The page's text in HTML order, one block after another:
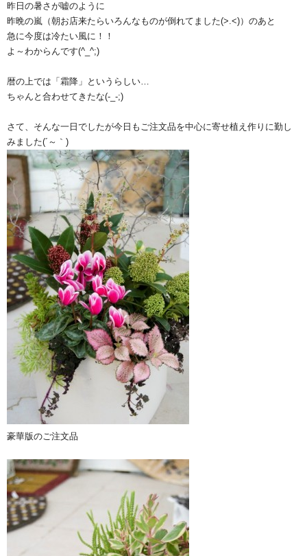
昨日の暑さが嘘のように
昨晩の嵐（朝お店来たらいろんなものが倒れてました(>.<)）のあと
急に今度は冷たい風に！！
よ～わからんです(^_^;)
暦の上では「霜降」というらしい…
ちゃんと合わせてきたな(-_-;)
さて、そんな一日でしたが今日もご注文品を中心に寄せ植え作りに勤し
みました(´～｀)
豪華版のご注文品